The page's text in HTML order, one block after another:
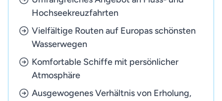
Hochseekreuzfahrten
Vielfältige Routen auf Europas schönsten
Wasserwegen
Komfortable Schiffe mit persönlicher
Atmosphäre
Ausgewogenes Verhältnis von Erholung,